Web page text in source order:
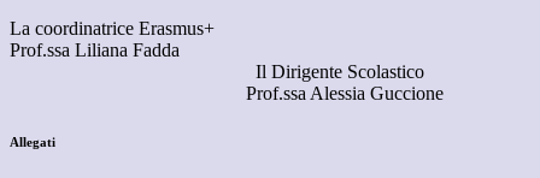
La coordinatrice Erasmus+
Prof.ssa Liliana Fadda
Il Dirigente Scolastico
Prof.ssa Alessia Guccione
Allegati